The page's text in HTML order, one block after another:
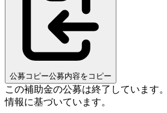
公募コピー公募内容をコピー
この補助金の公募は終了しています。
情報に基づいています。